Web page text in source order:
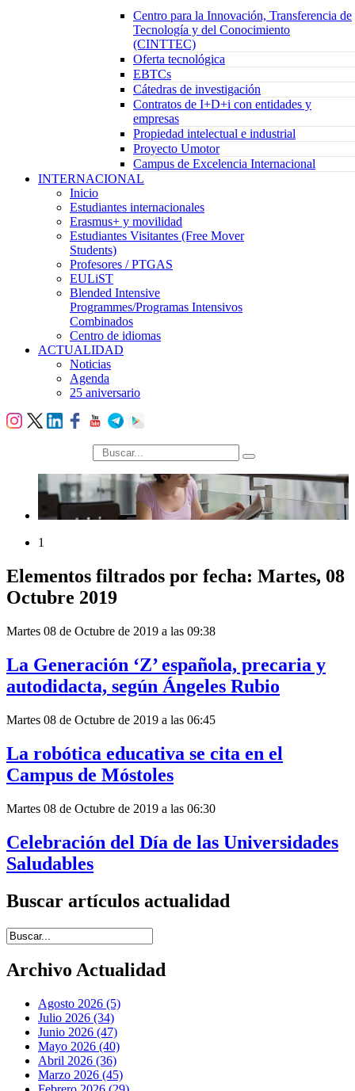
Centro para la Innovación, Transferencia de
Tecnología y del Conocimiento
(CINTTEC)
Oferta tecnológica
EBTCs
Cátedras de investigación
Contratos de I+D+i con entidades y
empresas
Propiedad intelectual e industrial
Proyecto Umotor
Campus de Excelencia Internacional
INTERNACIONAL
Inicio
Estudiantes internacionales
Erasmus+ y movilidad
Estudiantes Visitantes (Free Mover
Students)
Profesores / PTGAS
EULiST
Blended Intensive
Programmes/Programas Intensivos
Combinados
Centro de idiomas
ACTUALIDAD
Noticias
Agenda
25 aniversario
búsqueda
1
Elementos filtrados por fecha: Martes, 08
Octubre 2019
Martes 08 de Octubre de 2019 a las 09:38
La Generación ‘Z’ española, precaria y
autodidacta, según Ángeles Rubio
Martes 08 de Octubre de 2019 a las 06:45
La robótica educativa se cita en el
Campus de Móstoles
Martes 08 de Octubre de 2019 a las 06:30
Celebración del Día de las Universidades
Saludables
Buscar artículos actualidad
Introduce términos de búsqueda
Archivo Actualidad
Agosto 2026 (5)
Julio 2026 (34)
Junio 2026 (47)
Mayo 2026 (40)
Abril 2026 (36)
Marzo 2026 (45)